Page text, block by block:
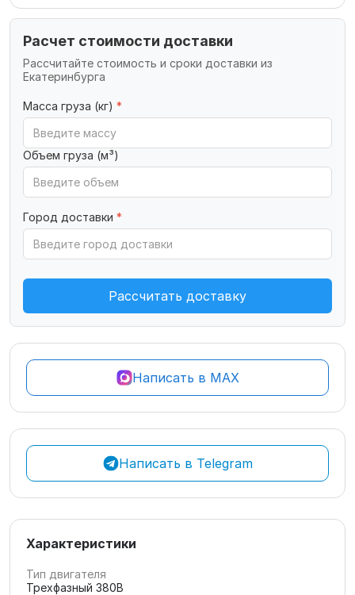
Расчет стоимости доставки
Рассчитайте стоимость и сроки доставки из
Екатеринбурга
Масса груза (кг) *
Объем груза (м³)
Город доставки *
Рассчитать доставку
Написать в MAX
Написать в Telegram
Характеристики
Тип двигателя
Трехфазный 380В